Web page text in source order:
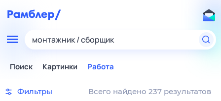
монтажник / сборщик
Поиск Картинки Работа
Фильтры Всего найдено 237 результатов